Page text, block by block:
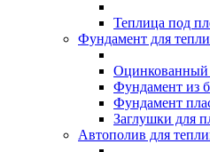
Теплица под
Фундамент для
Оцинкованный
Фундамент из
Фундамент
Заглушки для
Автополив для